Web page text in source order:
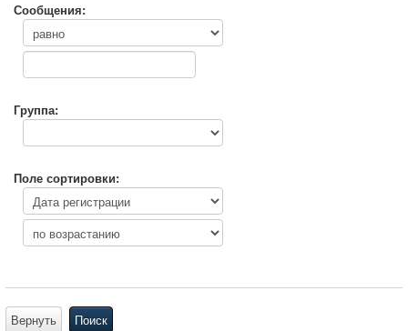
Сообщения:
Группа:
Поле сортировки:
Вернуть Поиск